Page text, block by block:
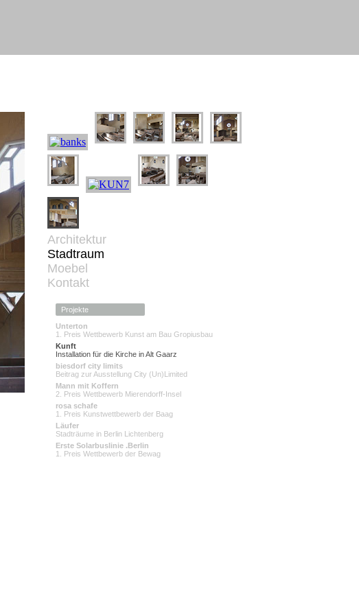
Architektur
Stadtraum
Moebel
Kontakt
Unterton
1. Preis Wettbewerb Kunst am Bau Gropiusbau
Kunft
Installation für die Kirche in Alt Gaarz
biesdorf city limits
Beitrag zur Ausstellung City (Un)Limited
Mann mit Koffern
2. Preis Wettbewerb Mierendorff-Insel
rosa schafe
1. Preis Kunstwettbewerb der Baag
Läufer
Stadträume in Berlin Lichtenberg
Erste Solarbuslinie .Berlin
1. Preis Wettbewerb der Bewag